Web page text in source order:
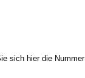
sich hier die